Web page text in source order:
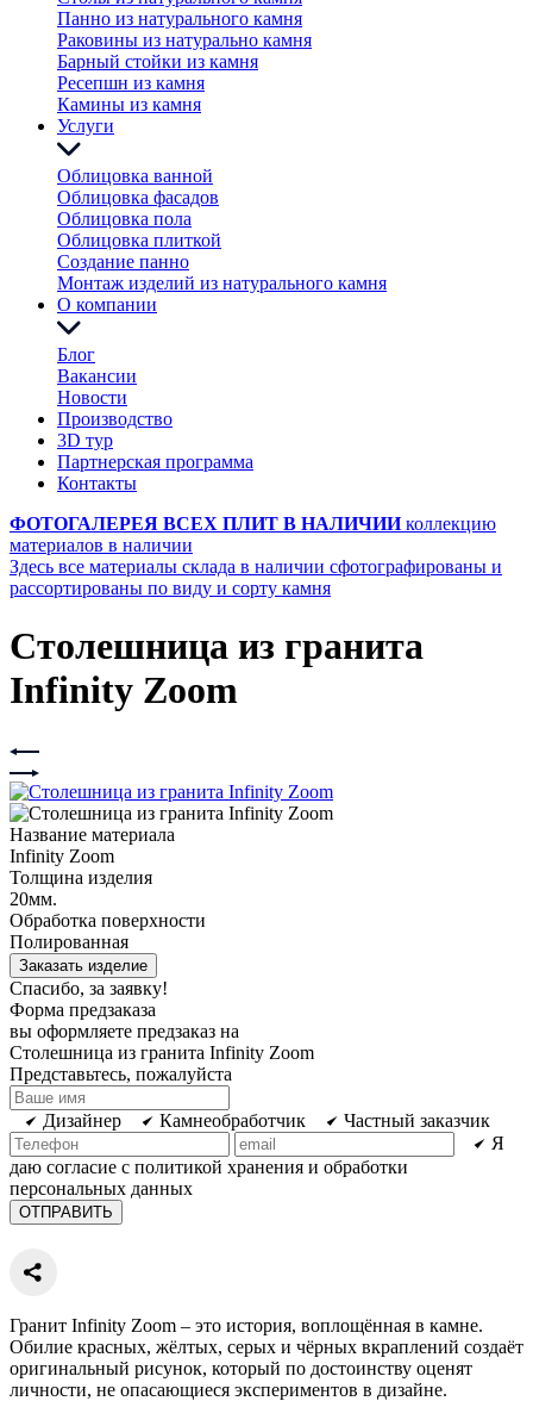
Панно из натурального камня
Раковины из натурально камня
Барный стойки из камня
Ресепшн из камня
Камины из камня
Услуги
Облицовка ванной
Облицовка фасадов
Облицовка пола
Облицовка плиткой
Создание панно
Монтаж изделий из натурального камня
О компании
Блог
Вакансии
Новости
Производство
3D тур
Партнерская программа
Контакты
ФОТОГАЛЕРЕЯ ВСЕХ ПЛИТ В НАЛИЧИИ коллекцию
материалов в наличии
Здесь все материалы склада в наличии сфотографированы и
рассортированы по виду и сорту камня
Столешница из гранита
Infinity Zoom
Название материала
Infinity Zoom
Толщина изделия
20мм.
Обработка поверхности
Полированная
Заказать изделие
Спасибо, за заявку!
Форма предзаказа
вы оформляете предзаказ на
Столешница из гранита Infinity Zoom
Представьтесь, пожалуйста
Дизайнер Камнеобработчик
Частный заказчик
Я
даю согласие с политикой хранения и обработки
персональных данных
Гранит Infinity Zoom – это история, воплощённая в камне.
Обилие красных, жёлтых, серых и чёрных вкраплений создаёт
оригинальный рисунок, который по достоинству оценят
личности, не опасающиеся экспериментов в дизайне.